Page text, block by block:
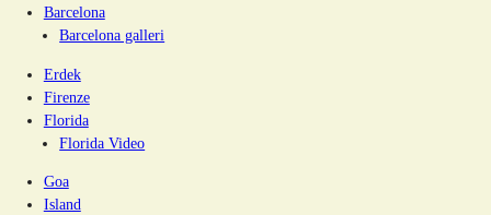
Barcelona
Barcelona galleri
Erdek
Firenze
Florida
Florida Video
Goa
Island